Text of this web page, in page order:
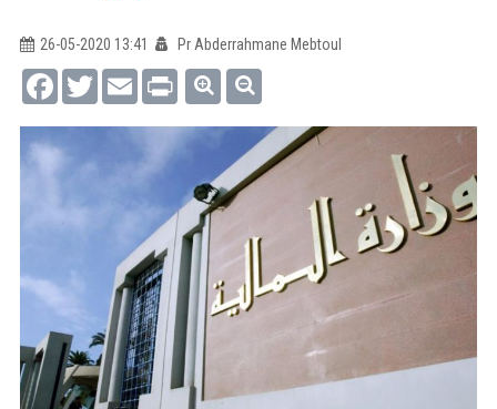
26-05-2020 13:41
Pr Abderrahmane Mebtoul
FacebookTwitterEmail Print